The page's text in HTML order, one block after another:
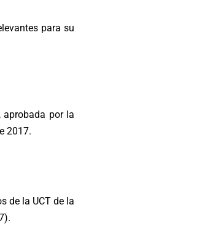
para su
aprobada por la
2017.
de la UCT de la